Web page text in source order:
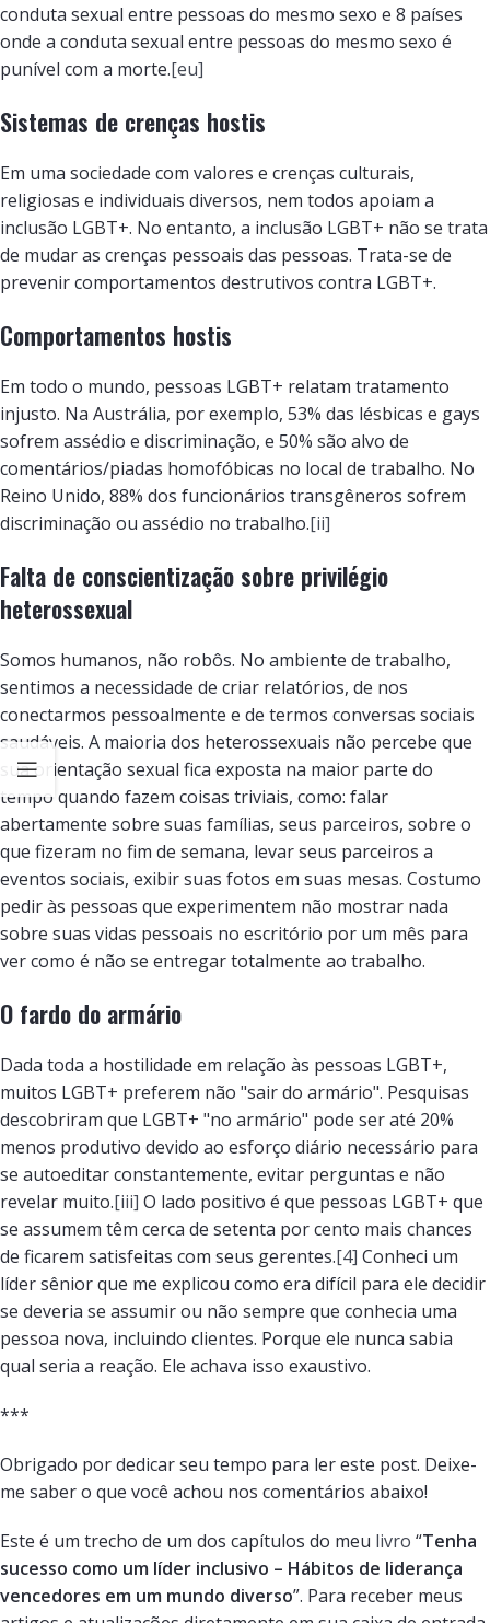
conduta sexual entre pessoas do mesmo sexo e 8 países
onde a conduta sexual entre pessoas do mesmo sexo é
punível com a morte.[eu]
Sistemas de crenças hostis
Em uma sociedade com valores e crenças culturais,
religiosas e individuais diversos, nem todos apoiam a
inclusão LGBT+. No entanto, a inclusão LGBT+ não se trata
de mudar as crenças pessoais das pessoas. Trata-se de
prevenir comportamentos destrutivos contra LGBT+.
Comportamentos hostis
Em todo o mundo, pessoas LGBT+ relatam tratamento
injusto. Na Austrália, por exemplo, 53% das lésbicas e gays
sofrem assédio e discriminação, e 50% são alvo de
comentários/piadas homofóbicas no local de trabalho. No
Reino Unido, 88% dos funcionários transgêneros sofrem
discriminação ou assédio no trabalho.[ii]
Falta de conscientização sobre privilégio
heterossexual
Somos humanos, não robôs. No ambiente de trabalho,
sentimos a necessidade de criar relatórios, de nos
conectarmos pessoalmente e de termos conversas sociais
saudáveis. A maioria dos heterossexuais não percebe que
sua orientação sexual fica exposta na maior parte do
tempo quando fazem coisas triviais, como: falar
abertamente sobre suas famílias, seus parceiros, sobre o
que fizeram no fim de semana, levar seus parceiros a
eventos sociais, exibir suas fotos em suas mesas. Costumo
pedir às pessoas que experimentem não mostrar nada
sobre suas vidas pessoais no escritório por um mês para
ver como é não se entregar totalmente ao trabalho.
O fardo do armário
Dada toda a hostilidade em relação às pessoas LGBT+,
muitos LGBT+ preferem não "sair do armário". Pesquisas
descobriram que LGBT+ "no armário" pode ser até 20%
menos produtivo devido ao esforço diário necessário para
se autoeditar constantemente, evitar perguntas e não
revelar muito.[iii] O lado positivo é que pessoas LGBT+ que
se assumem têm cerca de setenta por cento mais chances
de ficarem satisfeitas com seus gerentes.[4] Conheci um
líder sênior que me explicou como era difícil para ele decidir
se deveria se assumir ou não sempre que conhecia uma
pessoa nova, incluindo clientes. Porque ele nunca sabia
qual seria a reação. Ele achava isso exaustivo.
***
Obrigado por dedicar seu tempo para ler este post. Deixe-
me saber o que você achou nos comentários abaixo!
Este é um trecho de um dos capítulos do meu livro “Tenha
sucesso como um líder inclusivo – Hábitos de liderança
vencedores em um mundo diverso”. Para receber meus